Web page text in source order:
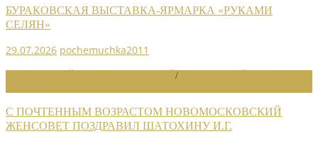
БУРАКОВСКАЯ ВЫСТАВКА-ЯРМАРКА «РУКАМИ
СЕЛЯН»
29.07.2026 pochemuchka2011
/
С ПОЧТЕННЫМ ВОЗРАСТОМ НОВОМОСКОВСКИЙ
ЖЕНСОВЕТ ПОЗДРАВИЛ ШАТОХИНУ И.Г.